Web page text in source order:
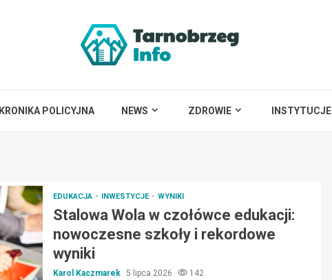
KRONIKA POLICYJNA NEWS ZDROWIE INSTYTUCJE
EDUKACJA INWESTYCJE WYNIKI
Stalowa Wola w czołówce edukacji:
nowoczesne szkoły i rekordowe
wyniki
Karol Kaczmarek 5 lipca 2026 142